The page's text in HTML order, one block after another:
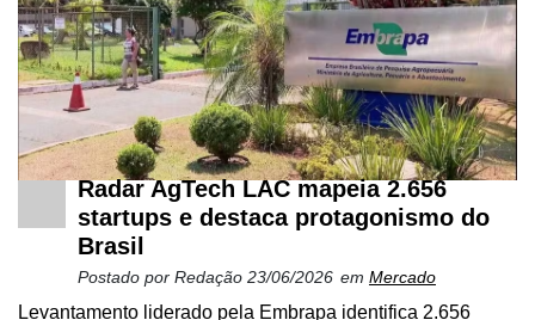
Radar AgTech LAC mapeia 2.656
startups e destaca protagonismo do
Brasil
Postado por Redação 23/06/2026 em Mercado
Levantamento liderado pela Embrapa identifica 2.656